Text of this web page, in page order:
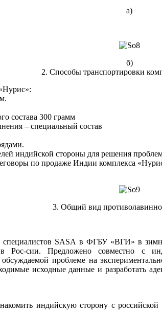
a)
б)
2. Способы транспортировки
состава 300 грамм
– специальный состав
индийской стороны для решения
по продаже Индии комплекса
3. Общий вид
специалистов SASA в ФГБУ «ВГИ» в
Рос-сии. Предложено совместно с
обсуждаемой проблеме на
исходные данные и разработать
индийскую сторону с российской